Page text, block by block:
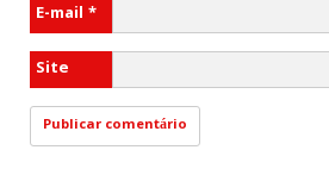
E-mail *
Site